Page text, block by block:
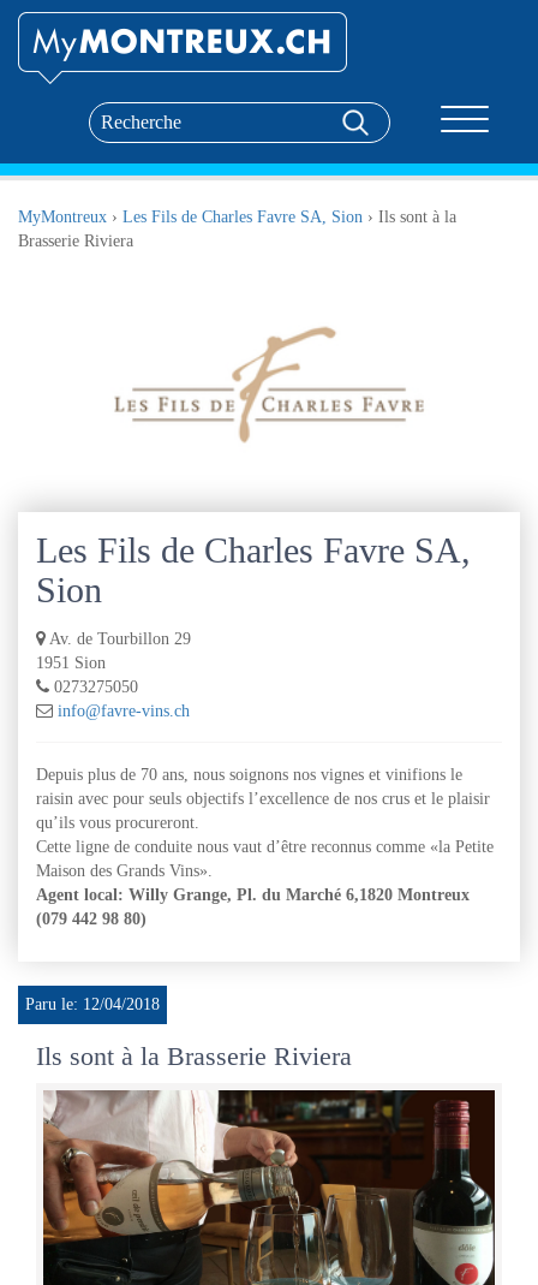
MyMontreux › Les Fils de Charles Favre SA, Sion › Ils sont à la
Brasserie Riviera
Les Fils de Charles Favre SA,
Sion
Av. de Tourbillon 29
1951 Sion
0273275050
info@favre-vins.ch
Depuis plus de 70 ans, nous soignons nos vignes et vinifions le
raisin avec pour seuls objectifs l’excellence de nos crus et le plaisir
qu’ils vous procureront.
Cette ligne de conduite nous vaut d’être reconnus comme «la Petite
Maison des Grands Vins».
Agent local: Willy Grange, Pl. du Marché 6,1820 Montreux
(079 442 98 80)
Paru le: 12/04/2018
Ils sont à la Brasserie Riviera